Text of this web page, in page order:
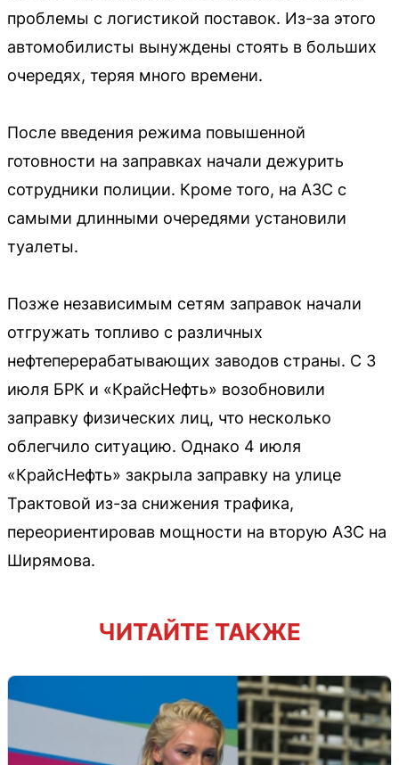
проблемы с логистикой поставок. Из-за этого
автомобилисты вынуждены стоять в больших
очередях, теряя много времени.
После введения режима повышенной
готовности на заправках начали дежурить
сотрудники полиции. Кроме того, на АЗС с
самыми длинными очередями установили
туалеты.
Позже независимым сетям заправок начали
отгружать топливо с различных
нефтеперерабатывающих заводов страны. С 3
июля БРК и «КрайсНефть» возобновили
заправку физических лиц, что несколько
облегчило ситуацию. Однако 4 июля
«КрайсНефть» закрыла заправку на улице
Трактовой из-за снижения трафика,
переориентировав мощности на вторую АЗС на
Ширямова.
ЧИТАЙТЕ ТАКЖЕ